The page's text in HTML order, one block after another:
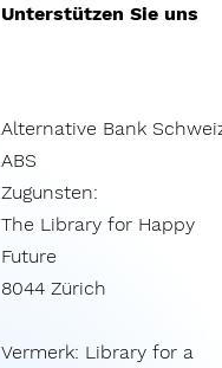
Unterstützen Sie uns
Alternative Bank
ABS​
Zugunsten:
The Library for Happy
Future
8044 Zürich
Vermerk: Library for a